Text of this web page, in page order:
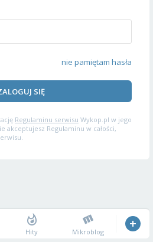
nie pamiętam hasła
SIĘ
Regulaminu serwisu Wykop.pl w jego
akceptujesz Regulaminu w całości,
Hity Mikroblog